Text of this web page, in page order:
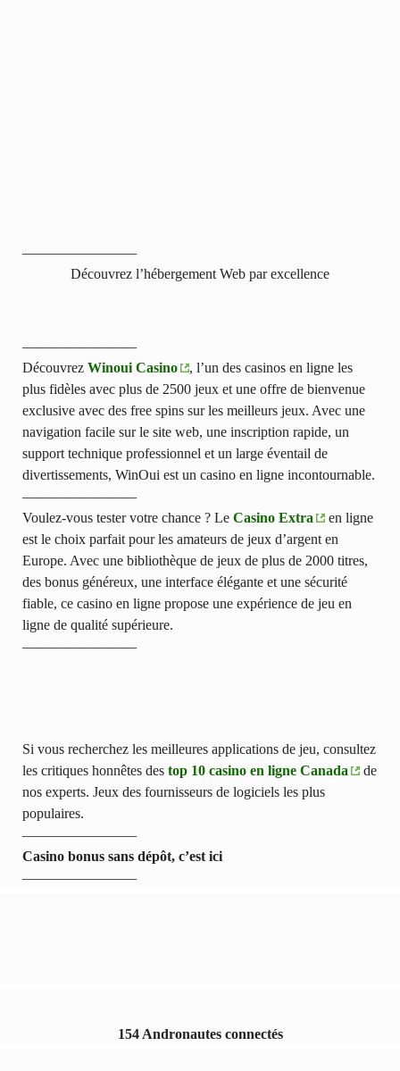
————————
Découvrez l’hébergement Web par excellence
————————
Découvrez Winoui Casino
, l’un des casinos en ligne les
plus fidèles avec plus de 2500 jeux et une offre de bienvenue
exclusive avec des free spins sur les meilleurs jeux. Avec une
navigation facile sur le site web, une inscription rapide, un
support technique professionnel et un large éventail de
divertissements, WinOui est un casino en ligne incontournable.
————————
Voulez-vous tester votre chance ? Le Casino Extra
en ligne
est le choix parfait pour les amateurs de jeux d’argent en
Europe. Avec une bibliothèque de jeux de plus de 2000 titres,
des bonus généreux, une interface élégante et une sécurité
fiable, ce casino en ligne propose une expérience de jeu en
ligne de qualité supérieure.
————————
Si vous recherchez les meilleures applications de jeu, consultez
les critiques honnêtes des top 10 casino en ligne Canada
de
nos experts. Jeux des fournisseurs de logiciels les plus
populaires.
————————
Casino bonus sans dépôt, c’est ici
————————
154 Andronautes connectés